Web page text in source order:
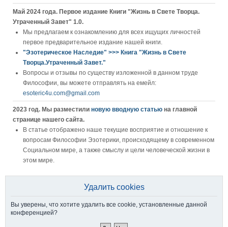
Май 2024 года. Первое издание Книги "Жизнь в Свете Творца.
Утраченный Завет" 1.0.
Мы предлагаем к ознакомлению для всех ищущих личностей
первое предварительное издание нашей книги.
"Эзотерическое Наследие" >>> Книга "Жизнь в Свете
Творца.Утраченный Завет."
Вопросы и отзывы по существу изложенной в данном труде
Философии, вы можете отправлять на емейл:
esoteric4u.com@gmail.com
2023 год. Мы разместили новую вводную статью на главной
странице нашего сайта.
В статье отображено наше текущие восприятие и отношение к
вопросам Философии Эзотерики, происходящему в современном
Социальном мире, а также смыслу и цели человеческой жизни в
этом мире.
Удалить cookies
Вы уверены, что хотите удалить все cookie, установленные данной
конференцией?